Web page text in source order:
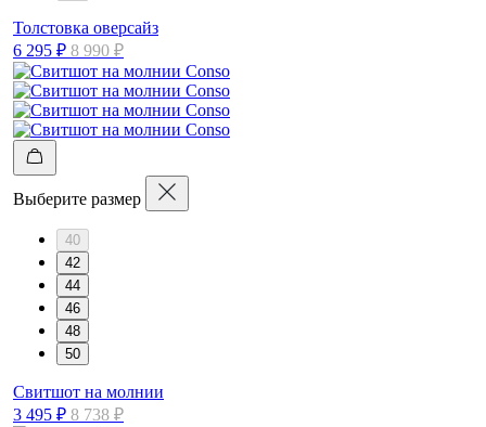
Толстовка оверсайз
6 295 ₽ 8 990 ₽
Выберите размер
40
42
44
46
48
50
Свитшот на молнии
3 495 ₽ 8 738 ₽